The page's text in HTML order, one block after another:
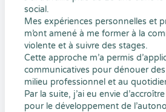
social.
Mes expériences personnelles et
m’ont amené à me former à la
violente et à suivre des stages.
Cette approche m’a permis
communicatives pour dénouer
milieu professionnel et au
Par la suite, j’ai eu envie
pour le développement de